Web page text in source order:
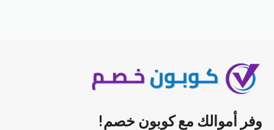
وفر أموالك مع كوبون خصم!